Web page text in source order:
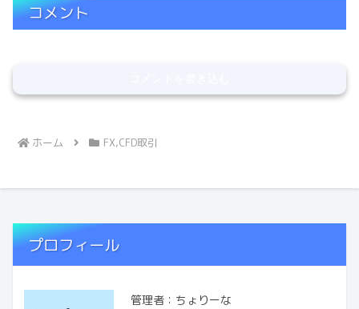
コメント
ホーム FX,CFD取引
プロフィール
管理者：ちょりーな